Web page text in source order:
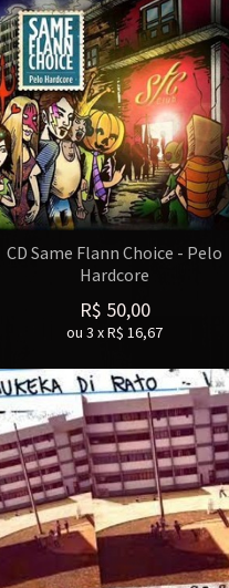
CD Same Flann Choice - Pelo
Hardcore
R$ 50,00
ou 3 xR$ 16,67